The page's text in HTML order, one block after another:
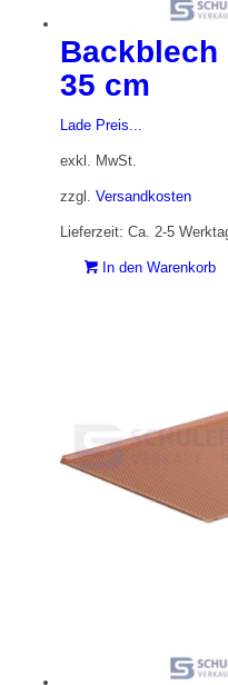
Backblech
35 cm
Lade Preis...
exkl. MwSt.
zzgl. Versandkosten
Lieferzeit: Ca. 2-5
In den Warenkorb